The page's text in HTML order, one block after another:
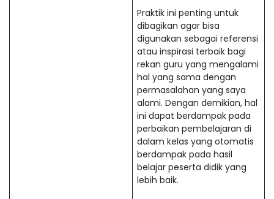
Praktik ini penting untuk
dibagikan agar bisa
digunakan sebagai referensi
atau inspirasi terbaik bagi
rekan guru yang mengalami
hal yang sama dengan
permasalahan yang saya
alami. Dengan demikian, hal
ini dapat berdampak pada
perbaikan pembelajaran di
dalam kelas yang otomatis
berdampak pada hasil
belajar peserta didik yang
lebih baik.